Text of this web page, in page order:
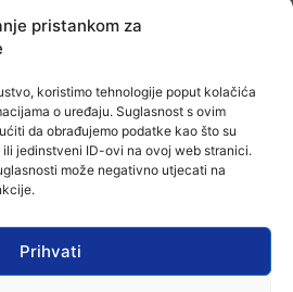
pristankom za
koristimo tehnologije poput kolačića
o uređaju. Suglasnost s ovim
da obrađujemo podatke kao što su
jedinstveni ID-ovi na ovoj web stranici.
može negativno utjecati na
Prihvati
Vinkovci u rujnu će obilježiti
2026
tjedna započinje još jedna
liga